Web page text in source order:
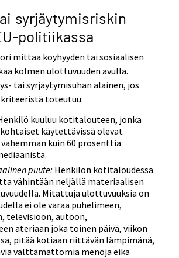
syrjäytymisriskin
politiikassa
mittaa köyhyyden tai sosiaalisen
kolmen ulottuvuuden avulla.
tai syrjäytymisuhan alainen, jos
toteutuu:
kuuluu kotitalouteen, jonka
käytettävissä olevat
kuin 60 prosenttia
puute: Henkilön kotitaloudessa
vähintään neljällä materiaalisen
Mitattuja ulottuvuuksia on
ei ole varaa puhelimeen,
televisioon, autoon,
ateriaan joka toinen päivä, viikon
pitää kotiaan riittävän lämpimänä,
välttämättömiä menoja eikä